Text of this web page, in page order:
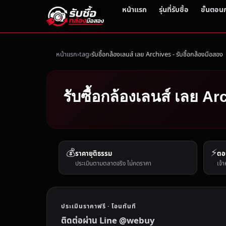
หน้าแรก รุ่นที่รับซื้อ ขั้นตอน
หน้าแรก tag รับซื้อกล้องเลนส์ เลย Archives - รับซื้อกล้องมือสอง
รับซื้อกล้องเลนส์ เลย
💰ราคายุติธรรม
ประเมินตามตลาดจริง ไม่กดราคา
⚡ต
เจ้
ประเมินราคาฟรี · โอนทันที
ติดต่อผ่าน Line @webuy